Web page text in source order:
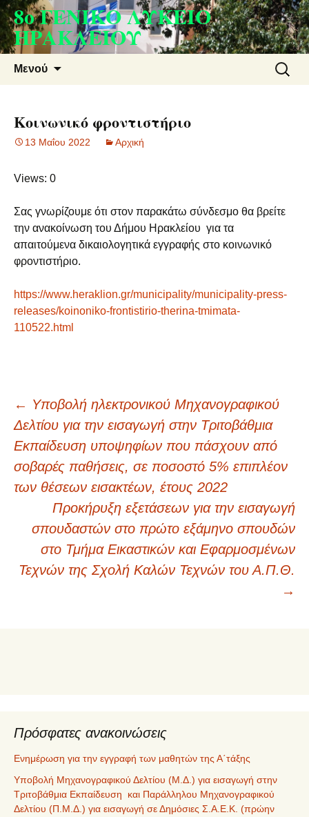
Μετάβαση
σε
περιεχόμενο
8ο ΓΕΝΙΚΟ ΛΥΚΕΙΟ
ΗΡΑΚΛΕΙΟΥ
Μενού
για:
Κοινωνικό φροντιστήριο
13 Μαΐου 2022 Aρχική
Views: 0
Σας γνωρίζουμε ότι στον παρακάτω σύνδεσμο θα βρείτε
την ανακοίνωση του Δήμου Ηρακλείου για τα
απαιτούμενα δικαιολογητικά εγγραφής στο κοινωνικό
φροντιστήριο.
https://www.heraklion.gr/municipality/municipality-press-
releases/koinoniko-frontistirio-therina-tmimata-
110522.html
Πλοήγηση
άρθρων
← Υποβολή ηλεκτρονικού Μηχανογραφικού
Δελτίου για την εισαγωγή στην Τριτοβάθμια
Εκπαίδευση υποψηφίων που πάσχουν από
σοβαρές παθήσεις, σε ποσοστό 5% επιπλέον
των θέσεων εισακτέων, έτους 2022
Προκήρυξη εξετάσεων για την εισαγωγή
σπουδαστών στο πρώτο εξάμηνο σπουδών
στο Τμήμα Εικαστικών και Εφαρμοσμένων
Τεχνών της Σχολή Καλών Τεχνών του Α.Π.Θ.
→
Πρόσφατες ανακοινώσεις
Ενημέρωση για την εγγραφή των μαθητών της Α΄τάξης
Υποβολή Μηχανογραφικού Δελτίου (Μ.Δ.) για εισαγωγή στην
Τριτοβάθμια Εκπαίδευση και Παράλληλου Μηχανογραφικού
Δελτίου (Π.Μ.Δ.) για εισαγωγή σε Δημόσιες Σ.Α.Ε.Κ. (πρώην